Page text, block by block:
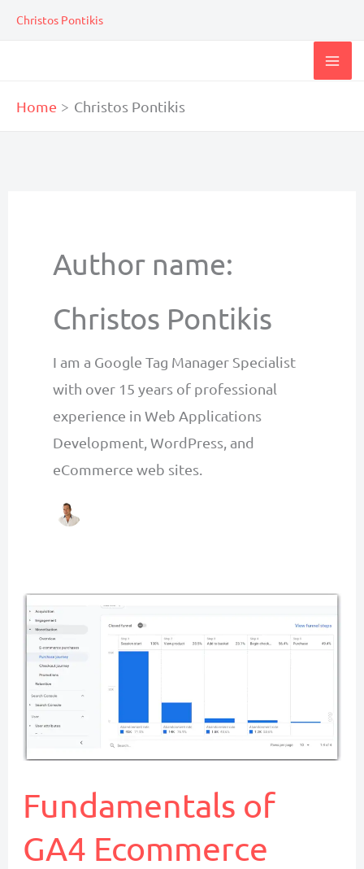
SkipChristos Pontikis
Home Christos Pontikis
Author name:
Christos Pontikis
I am a Google Tag Manager Specialist
with over 15 years of professional
experience in Web Applications
Development, WordPress, and
eCommerce web sites.
Fundamentals of
GA4 Ecommerce